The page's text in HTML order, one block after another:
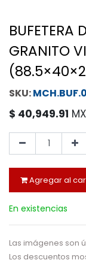
BUFETERA
GRANITO
$ 40,949.91
Agregar al
En existencias
Las imágenes son
Los descuentos